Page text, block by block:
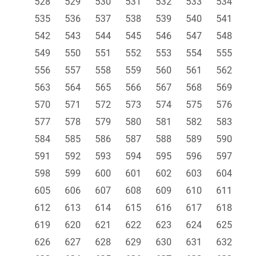
535
536 537 538 539 540
541
542
543 544 545 546 547
548
549
550 551 552 553 554
555
556
557 558 559 560 561
562
563
564 565 566 567 568
569
570
571 572 573 574 575
576
577
578 579 580 581 582
583
584
585 586 587 588 589
590
591
592 593 594 595 596
597
598
599 600 601 602 603
604
605
606 607 608 609 610
611
612
613 614 615 616 617
618
619
620 621 622 623 624
625
626
627 628 629 630 631
632